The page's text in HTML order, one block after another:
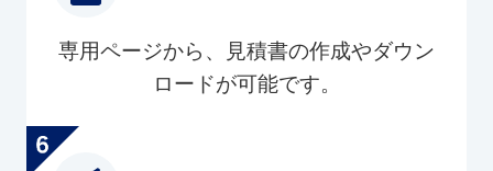
専用ページから、見積書の作成やダウン
ロードが可能です。